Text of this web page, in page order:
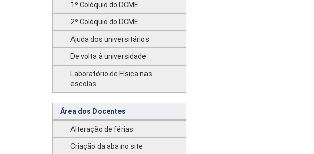
1º Colóquio do DCME
2º Colóquio do DCME
Ajuda dos universitários
De volta à universidade
Laboratório de Física nas
escolas
Área dos Docentes
Alteração de férias
Criação da aba no site